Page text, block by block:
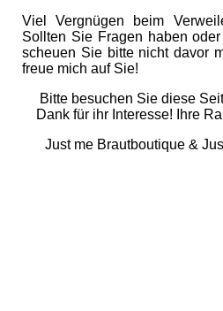
Viel Vergnügen beim
Sollten Sie Fragen haben
scheuen Sie bitte nicht davor
freue mich auf Sie!
Bitte besuchen Sie diese
Dank für ihr Interesse! Ihre
Just me Brautboutique &